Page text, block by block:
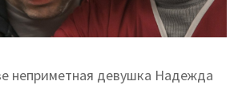
неприметная девушка Надежда